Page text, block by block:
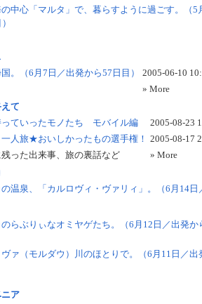
中心「マルタ」で、暮らすように過ごす。（5
。（6月7日／出発から57日目）
2005-06-10
» More
て
っていったモノたち モバイル編
2005-08-23
一人旅★おいしかったもの選手権！ 2005-08-17
った出来事、旅の裏話など
» More
温泉、「カルロヴィ・ヴァリィ」。（6月14日
らぶりぃなオミヤゲたち。（6月12日／出発か
ァ（モルダウ）川のほとりで。（6月11日／出
ア